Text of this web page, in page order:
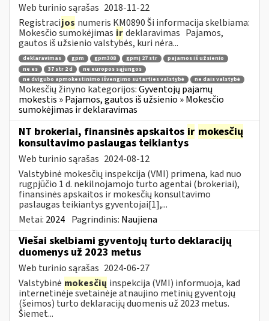
Web turinio sąrašas 2018-11-22
Registracijos numeris KM0890 Ši informacija skelbiama:
Mokesčio sumokėjimas irdeklaravimas Pajamos,
gautos iš užsienio valstybės, kuri nėra...
deklaravimas gpm gpm308 gpmį 27 str
pajamos iš užsienio
ne es
37 str 2 d
ne europos sąjungos
ne dvigubo apmokestinimo išvengimo sutarties valstybė
ne dais valstybė
Mokesčių žinyno kategorijos:Gyventojų pajamų
mokestis » Pajamos, gautos iš užsienio » Mokesčio
sumokėjimas ir deklaravimas
NT brokeriai, finansinės apskaitos ir mokesčių
konsultavimo paslaugas teikiantys
Web turinio sąrašas 2024-08-12
Valstybinė mokesčių inspekcija (VMI) primena, kad nuo
rugpjūčio 1 d. nekilnojamojo turto agentai (brokeriai),
finansinės apskaitos ir mokesčių konsultavimo
paslaugas teikiantys gyventojai[1],...
Metai: 2024 Pagrindinis: Naujiena
Viešai skelbiami gyventojų turto deklaracijų
duomenys už 2023 metus
Web turinio sąrašas 2024-06-27
Valstybinė mokesčių inspekcija (VMI) informuoja, kad
internetinėje svetainėje atnaujino metinių gyventojų
(šeimos) turto deklaracijų duomenis už 2023 metus.
Šiemet...